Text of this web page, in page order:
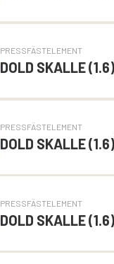
PRESSFÄSTELEMENT
DOLD SKALLE (1.6)
PRESSFÄSTELEMENT
DOLD SKALLE (1.6)
PRESSFÄSTELEMENT
DOLD SKALLE (1.6)